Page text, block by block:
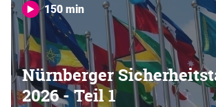
150 min
Nürnberger
2026 - Teil 1